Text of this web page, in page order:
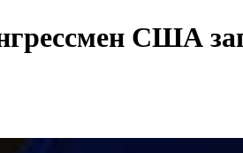
США